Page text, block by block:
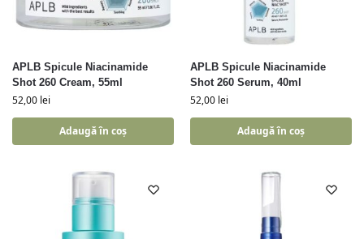
APLB Spicule Niacinamide
Shot 260 Cream, 55ml
52,00 lei
Adaugă în coș
APLB Spicule Niacinamide
Shot 260 Serum, 40ml
52,00 lei
Adaugă în coș